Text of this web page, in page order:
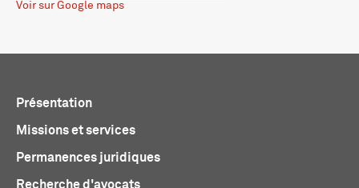
Voir sur Google maps
Présentation
Missions et services
Permanences juridiques
Recherche d'avocats